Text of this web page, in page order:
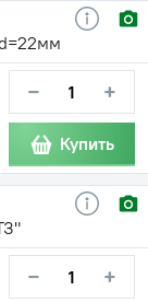
− +
Купить
− +